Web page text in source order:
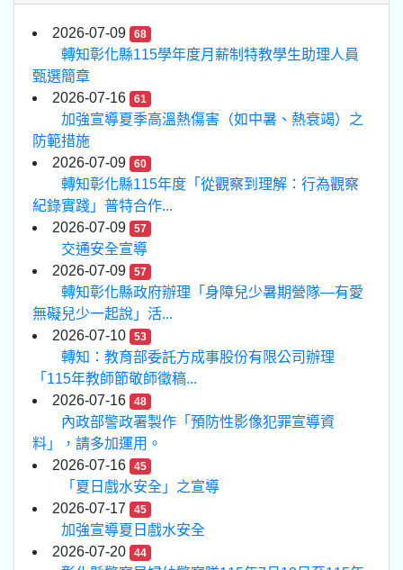
2026-07-09 68
轉知彰化縣115學年度月薪制特教學生助理人員
甄選簡章
2026-07-16
61
加強宣導夏季高溫熱傷害（如中暑、熱衰竭）之
防範措施
2026-07-09
60
轉知彰化縣115年度「從觀察到理解：行為觀察
紀錄實踐」普特合作...
2026-07-09
57
交通安全宣導
2026-07-09
57
轉知彰化縣政府辦理「身障兒少暑期營隊—有愛
無礙兒少一起說」活...
2026-07-10
53
轉知：教育部委託方成事股份有限公司辦理
「115年教師節敬師徵稿...
2026-07-16
48
內政部警政署製作「預防性影像犯罪宣導資
料」，請多加運用。
2026-07-16
45
「夏日戲水安全」之宣導
2026-07-17
45
加強宣導夏日戲水安全
2026-07-20
44